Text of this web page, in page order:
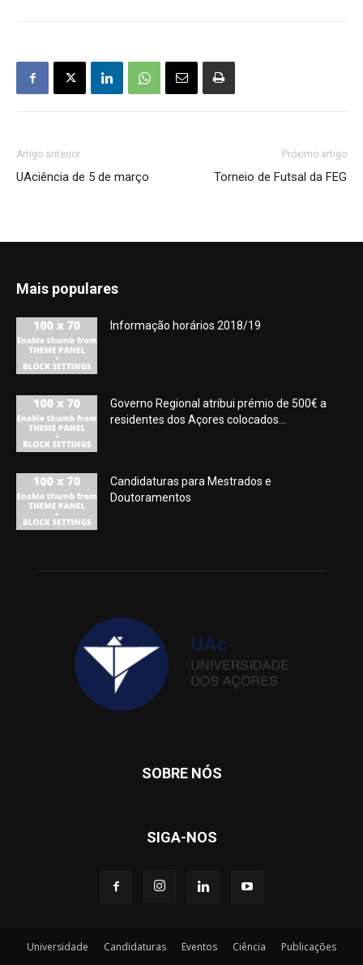
Artigo anterior
UAciência de 5 de março
Próximo artigo
Torneio de Futsal da FEG
Mais populares
Informação horários 2018/19
Governo Regional atribui prémio de 500€ a
residentes dos Açores colocados...
Candidaturas para Mestrados e
Doutoramentos
SOBRE NÓS
SIGA-NOS
Universidade Candidaturas Eventos Ciência Publicações